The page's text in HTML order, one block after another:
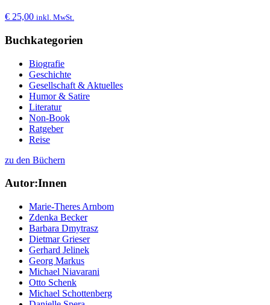
€ 25,00 inkl. MwSt.
Buchkategorien
Biografie
Geschichte
Gesellschaft & Aktuelles
Humor & Satire
Literatur
Non-Book
Ratgeber
Reise
zu den Büchern
Autor:Innen
Marie-Theres Arnbom
Zdenka Becker
Barbara Dmytrasz
Dietmar Grieser
Gerhard Jelinek
Georg Markus
Michael Niavarani
Otto Schenk
Michael Schottenberg